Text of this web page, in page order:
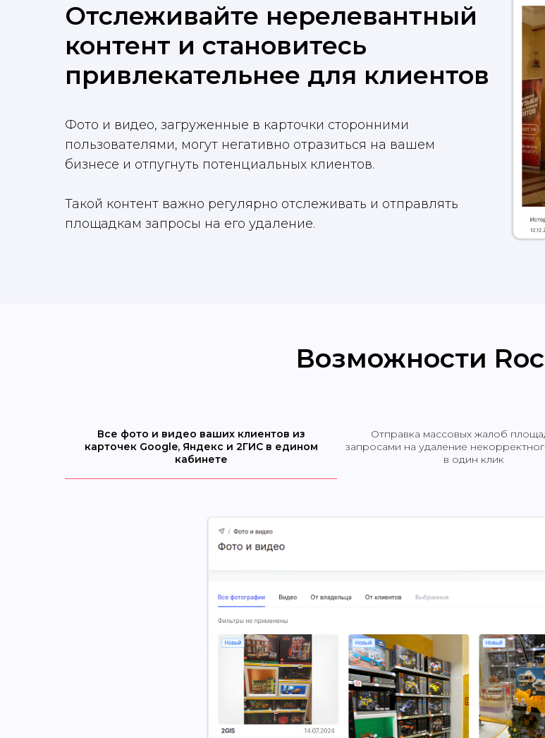
Отслеживайте нерелевантный
контент и становитесь
привлекательнее для клиентов
Фото и видео, загруженные в карточки сторонними
пользователями, могут негативно отразиться на вашем
бизнесе и отпугнуть потенциальных клиентов.
Такой контент важно регулярно отслеживать и отправлять
площадкам запросы на его удаление.
Возможности
Все фото и видео ваших клиентов из
карточек Google, Яндекс и 2ГИС в едином
кабинете
Отправка массовых жалоб
запросами на удаление
в один клик